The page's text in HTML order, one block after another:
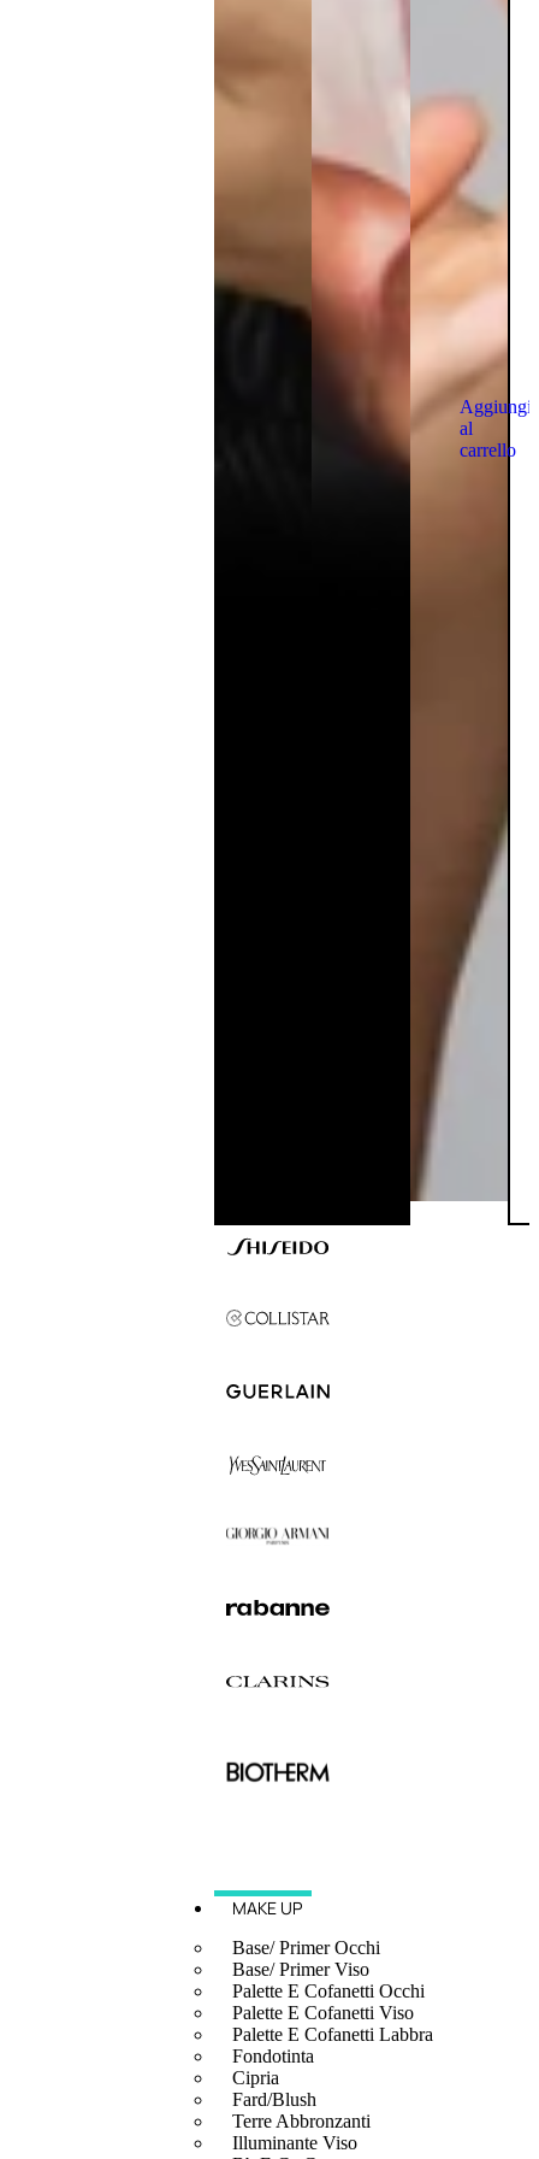
Aggiungi
al
carrello
MAKE UP
Base/ Primer Occhi
Base/ Primer Viso
Palette E Cofanetti Occhi
Palette E Cofanetti Viso
Palette E Cofanetti Labbra
Fondotinta
Cipria
Fard/Blush
Terre Abbronzanti
Illuminante Viso